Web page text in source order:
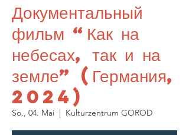
Документальный
фильм “Как на
небесах, так и на
земле” (Германия,
2024)
So., 04. Mai
  |
Kulturzentrum GOROD